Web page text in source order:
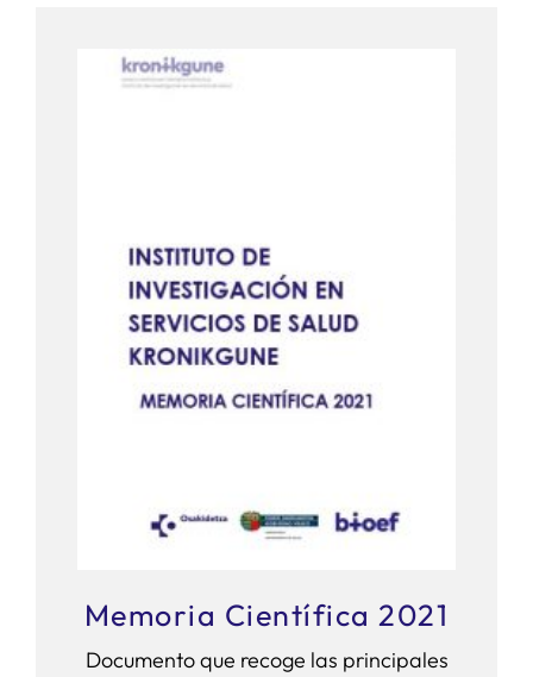
Memoria Científica 2021
Documento que recoge las principales